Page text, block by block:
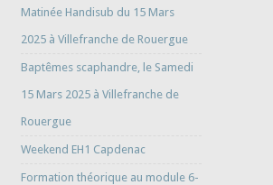
Matinée Handisub du 15 Mars
2025 à Villefranche de Rouergue
Baptêmes scaphandre, le Samedi
15 Mars 2025 à Villefranche de
Rouergue
Weekend EH1 Capdenac
Formation théorique au module 6-